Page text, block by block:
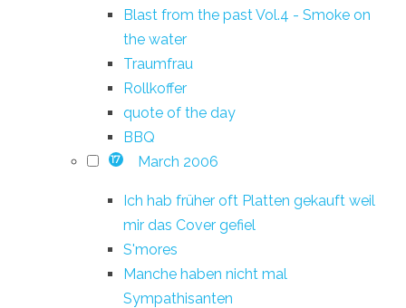
Blast from the past Vol.4 - Smoke on
the water
Traumfrau
Rollkoffer
quote of the day
BBQ
17 March 2006
Ich hab früher oft Platten gekauft weil
mir das Cover gefiel
S'mores
Manche haben nicht mal
Sympathisanten